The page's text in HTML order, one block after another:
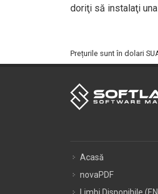
doriţi să instalaţi
Prețurile sunt în dolari
Acasă
novaPDF